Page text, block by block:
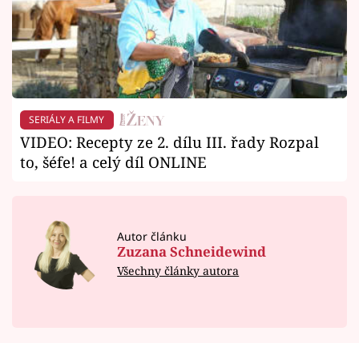
SERIÁLY A FILMY
VIDEO: Recepty ze 2. dílu III. řady Rozpal
to, šéfe! a celý díl ONLINE
Autor článku
Zuzana Schneidewind
Všechny články autora